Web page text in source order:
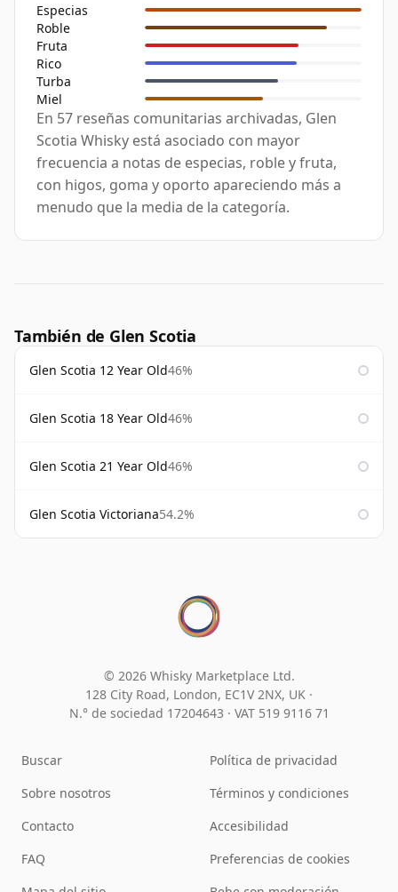
Especias
Roble
Fruta
Rico
Turba
Miel
En 57 reseñas comunitarias archivadas, Glen
Scotia Whisky está asociado con mayor
frecuencia a notas de especias, roble y fruta,
con higos, goma y oporto apareciendo más a
menudo que la media de la categoría.
También de Glen Scotia
Glen Scotia 12 Year Old46%
Glen Scotia 18 Year Old46%
Glen Scotia 21 Year Old46%
Glen Scotia Victoriana54.2%
© 2026 Whisky Marketplace Ltd.
128 City Road, London, EC1V 2NX, UK ·
N.° de sociedad 17204643 · VAT 519 9116 71
Buscar
Sobre nosotros
Contacto
FAQ
Política de privacidad
Términos y condiciones
Accesibilidad
Preferencias de cookies